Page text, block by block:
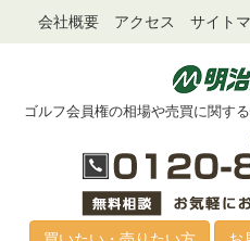
会社概要 アクセス サイト
ゴルフ会員権の相場や売買に関す